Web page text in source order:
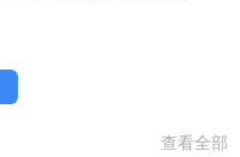
查看全部